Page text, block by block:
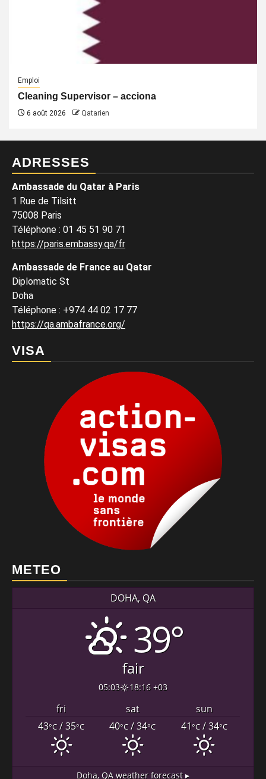
Emploi
Cleaning Supervisor – acciona
6 août 2026 Qatarien
ADRESSES
Ambassade du Qatar à Paris
1 Rue de Tilsitt
75008 Paris
Téléphone : 01 45 51 90 71
https://paris.embassy.qa/fr
Ambassade de France au Qatar
Diplomatic St
Doha
Téléphone : +974 44 02 17 77
https://qa.ambafrance.org/
VISA
METEO
DOHA, QA
39°
fair
05:03 18:16 +03
fri sat
sun
43°C/ 35°C 40°C/ 34°C 41°C/ 34°C
Doha, QA weather forecast ▸